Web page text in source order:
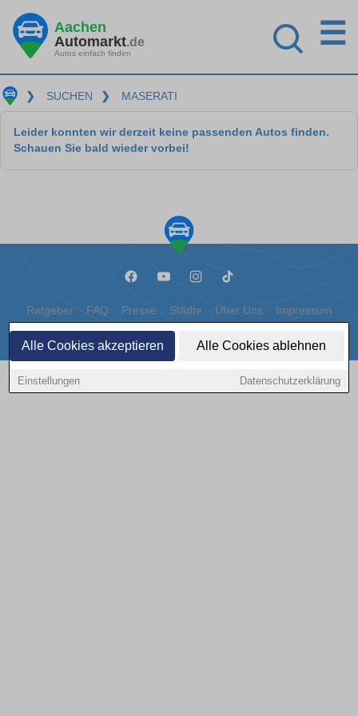
Alle Cookies akzeptieren Alle Cookies ablehnen
Einstellungen Datenschutzerklärung
Aachen
Automarkt.de
Autos einfach finden
☰
❯ SUCHEN ❯ MASERATI
Leider konnten wir derzeit keine passenden Autos finden.
Schauen Sie bald wieder vorbei!
Ratgeber FAQ Presse Städte Über Uns Impressum
Datenschutz Cookies
Copyright © 2000 - 2026 | 1A Infosysteme GmbH | Content by: 1a-sites-autos